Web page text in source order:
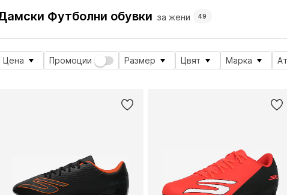
Футболни обувки за жени 49
Цена Промоции Размер Цвят Марка